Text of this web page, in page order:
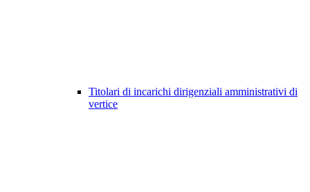
Titolari di incarichi dirigenziali amministrativi di
vertice